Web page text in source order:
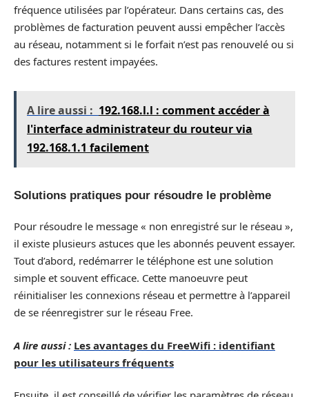
fréquence utilisées par l’opérateur. Dans certains cas, des
problèmes de facturation peuvent aussi empêcher l’accès
au réseau, notamment si le forfait n’est pas renouvelé ou si
des factures restent impayées.
A lire aussi : 192.168.l.l : comment accéder à
l'interface administrateur du routeur via
192.168.1.1 facilement
Solutions pratiques pour résoudre le problème
Pour résoudre le message « non enregistré sur le réseau »,
il existe plusieurs astuces que les abonnés peuvent essayer.
Tout d’abord, redémarrer le téléphone est une solution
simple et souvent efficace. Cette manoeuvre peut
réinitialiser les connexions réseau et permettre à l’appareil
de se réenregistrer sur le réseau Free.
A lire aussi : Les avantages du FreeWifi : identifiant
pour les utilisateurs fréquents